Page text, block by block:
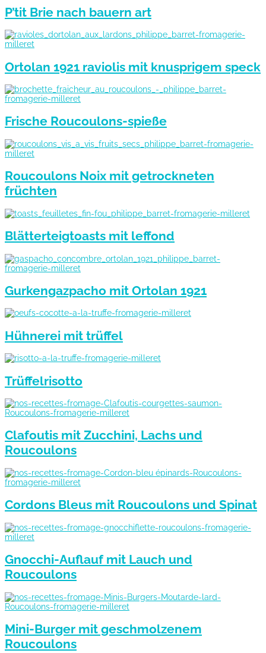
P’tit Brie nach bauern art
Ortolan 1921 raviolis mit knusprigem speck
Frische Roucoulons-spieße
Roucoulons Noix mit getrockneten
früchten
Blätterteigtoasts mit leffond
Gurkengazpacho mit Ortolan 1921
Hühnerei mit trüffel
Trüffelrisotto
Clafoutis mit Zucchini, Lachs und
Roucoulons
Cordons Bleus mit Roucoulons und Spinat
Gnocchi-Auflauf mit Lauch und
Roucoulons
Mini-Burger mit geschmolzenem
Roucoulons